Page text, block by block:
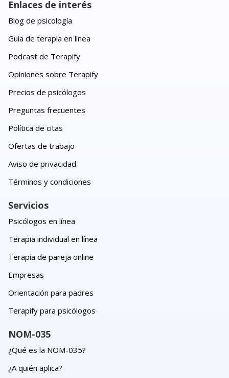
Enlaces de interés
Blog de psicología
Guía de terapia en línea
Podcast de Terapify
Opiniones sobre Terapify
Precios de psicólogos
Preguntas frecuentes
Política de citas
Ofertas de trabajo
Aviso de privacidad
Términos y condiciones
Servicios
Psicólogos en línea
Terapia individual en línea
Terapia de pareja online
Empresas
Orientación para padres
Terapify para psicólogos
NOM-035
¿Qué es la NOM-035?
¿A quién aplica?